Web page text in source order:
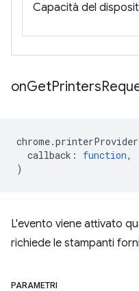
Capacità del
onGetPrinters
chrome.printerProvider
callback : function,
)
L'evento viene attivato
richiede le stampanti
PARAMETRI